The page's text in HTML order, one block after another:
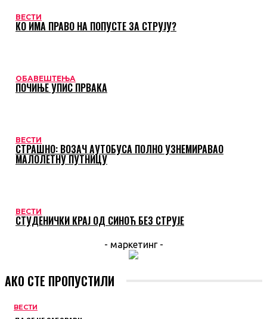
ВЕСТИ
КО ИМА ПРАВО НА ПОПУСТЕ ЗА СТРУЈУ?
ОБАВЕШТЕЊА
ПОЧИЊЕ УПИС ПРВАКА
ВЕСТИ
СТРАШНО: ВОЗАЧ АУТОБУСА ПОЛНО УЗНЕМИРАВАО
МАЛОЛЕТНУ ПУТНИЦУ
ВЕСТИ
СТУДЕНИЧКИ КРАЈ ОД СИНОЋ БЕЗ СТРУЈЕ
- маркетинг -
АКО СТЕ ПРОПУСТИЛИ
ВЕСТИ